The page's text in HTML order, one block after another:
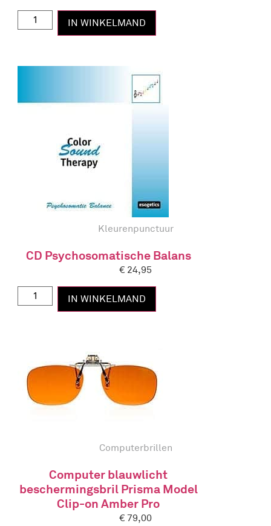
IN WINKELMAND
Kleurenpunctuur
CD Psychosomatische Balans
€ 24,95
IN WINKELMAND
Computerbrillen
Computer blauwlicht
beschermingsbril Prisma Model
Clip-on Amber Pro
€ 79,00